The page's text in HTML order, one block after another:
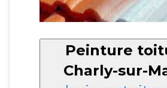
Peinture
Charly-sur-